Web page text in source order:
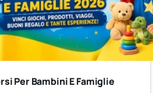
Per Bambini E Famiglie